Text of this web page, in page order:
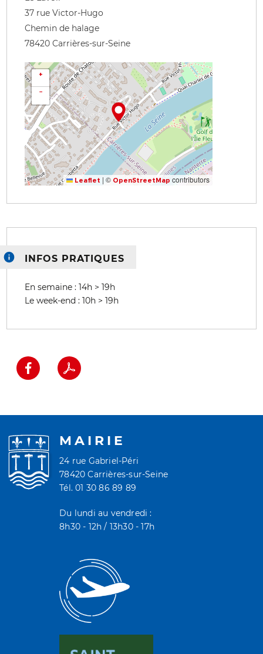
37 rue Victor-Hugo
Chemin de halage
78420 Carrières-sur-Seine
+
−
Leaflet | © OpenStreetMap contributors
INFOS PRATIQUES
En semaine : 14h > 19h
Le week-end : 10h > 19h
MAIRIE
24 rue Gabriel-Péri
78420 Carrières-sur-Seine
Tél. 01 30 86 89 89
Du lundi au vendredi :
8h30 - 12h / 13h30 - 17h